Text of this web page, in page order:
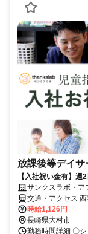
放課後等デイ
【入社祝い金有】
サンクスラボ・ア
交通・アクセス
時給1,126円
長崎県大村市
勤務時間詳細 〇